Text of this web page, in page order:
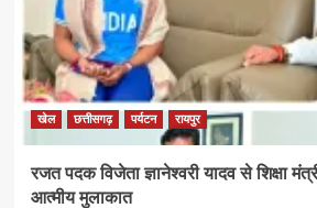
अग्रवाल
की
पहल
से
सरगुजा
संभाग
श्रद्धालु
भारत
खेल छत्तीसगढ़ पर्यटन रायपुर
रजत पदक विजेता ज्ञानेश्वरी यादव से शिक्षा
आत्मीय मुलाकात